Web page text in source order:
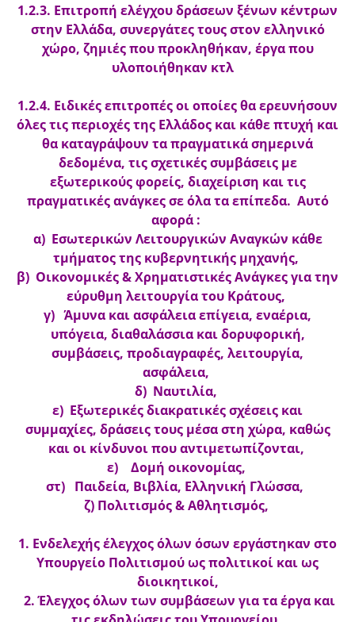
1.2.3. Επιτροπή ελέγχου δράσεων ξένων κέντρων
στην Ελλάδα, συνεργάτες τους στον ελληνικό
χώρο, ζημιές που προκληθήκαν, έργα που
υλοποιήθηκαν κτλ
1.2.4. Ειδικές επιτροπές οι οποίες θα ερευνήσουν
όλες τις περιοχές της Ελλάδος και κάθε πτυχή και
θα καταγράψουν τα πραγματικά σημερινά
δεδομένα, τις σχετικές συμβάσεις με
εξωτερικούς φορείς, διαχείριση και τις
πραγματικές ανάγκες σε όλα τα επίπεδα. Αυτό
αφορά :
α) Εσωτερικών Λειτουργικών Αναγκών κάθε
τμήματος της κυβερνητικής μηχανής,
β) Οικονομικές & Χρηματιστικές Ανάγκες για την
εύρυθμη λειτουργία του Κράτους,
γ) Άμυνα και ασφάλεια επίγεια, εναέρια,
υπόγεια, διαθαλάσσια και δορυφορική,
συμβάσεις, προδιαγραφές, λειτουργία,
ασφάλεια,
δ) Ναυτιλία,
ε) Εξωτερικές διακρατικές σχέσεις και
συμμαχίες, δράσεις τους μέσα στη χώρα, καθώς
και οι κίνδυνοι που αντιμετωπίζονται,
ε) Δομή οικονομίας,
στ) Παιδεία, Βιβλία, Ελληνική Γλώσσα,
ζ) Πολιτισμός & Αθλητισμός,
1. Ενδελεχής έλεγχος όλων όσων εργάστηκαν στο
Υπουργείο Πολιτισμού ως πολιτικοί και ως
διοικητικοί,
2. Έλεγχος όλων των συμβάσεων για τα έργα και